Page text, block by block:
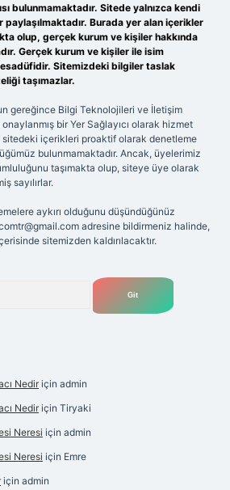
bulunmamaktadır. Sitede yalnızca kendi
paylaşılmaktadır. Burada yer alan içerikler
olup, gerçek kurum ve kişiler hakkında
Gerçek kurum ve kişiler ile isim
Sitemizdeki bilgiler taslak
taşımazlar.
gereğince Bilgi Teknolojileri ve İletişim
bir Yer Sağlayıcı olarak hizmet
sitedeki içerikleri proaktif olarak denetleme
bulunmamaktadır. Ancak, üyelerimiz
taşımakta olup, siteye üye olarak
sayılırlar.
aykırı olduğunu düşündüğünüz
adresine bildirmeniz halinde,
sitemizden kaldırılacaktır.
Nedir için admin
Nedir için Tiryaki
Neresi için admin
Neresi için Emre
için admin